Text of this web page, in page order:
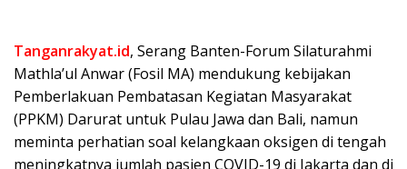
Tanganrakyat.id, Serang Banten-Forum Silaturahmi
Mathla’ul Anwar (Fosil MA) mendukung kebijakan
Pemberlakuan Pembatasan Kegiatan Masyarakat
(PPKM) Darurat untuk Pulau Jawa dan Bali, namun
meminta perhatian soal kelangkaan oksigen di tengah
meningkatnya jumlah pasien COVID-19 di Jakarta dan di